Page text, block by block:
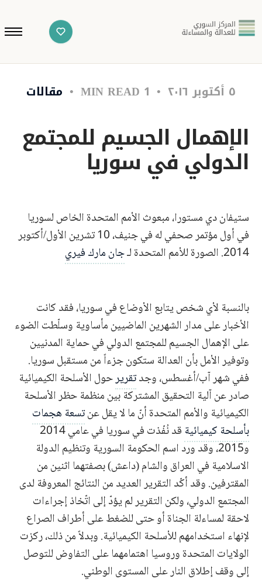
٥ أكتوبر ٢٠١٦ مقالات
الإهمال الجسيم للمجتمع
الدولي في سوريا
ستيفان دي مستورا، مبعوث الأمم المتحدة الخاص لسوريا
في أول مؤتمر صحفي له في جنيف، 10 تشرين الأول/أكتوبر
2014. الصورة للأمم المتحدة لـ
جان مارك فيري
بالنسبة لأي شخص يتابع الأوضاع في سوريا، فقد كانت
الأخبار على مدار الشهرين الماضيين مأساوية وسلّطت الضوء
على الإهمال الجسيم للمجتمع الدولي في حماية المدنيين
وتوفير الأمل بأن العدالة ستكون جزءاً من مستقبل سوريا.
ففي شهر آب/أغسطس، وجدتقريرحول الأسلحة الكيميائية
صادر عن آلية التحقيق المشتركة بين منظمة حظر الأسلحة
الكيميائية والأمم المتحدة أنّ ما لا يقل عنتسعة هجمات
بأسلحة كيميائية
قد نُفّذت في سوريا في عامي 2014
و2015، وقد ورد اسم الحكومة السورية وتنظيم الدولة
الاسلامية في العراق والشام (داعش) بصفتهما اثنين من
المقترفين. وقد أكّد التقرير العديد من النتائج المعروفة لدى
المجتمع الدولي، ولكن التقرير لم يؤدّ إلى اتّخاذ إجراءات
لاحقة لمساءلة الجناة أو حتى للضغط على أطراف الصراع
لإنهاء استخدامهم للأسلحة الكيميائية. وبدلاً من ذلك، ركزت
الولايات المتحدة وروسيا اهتمامهما على التفاوض للتوصل
إلى وقف إطلاق النار على المستوى الوطني.